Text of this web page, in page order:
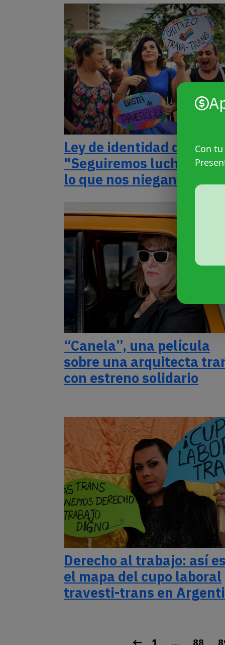
Con
Ley de identidad de
"Seguiremos luchando
lo que nos niegan"
“Canela”, una película
sobre una arquitecta
con estreno solidario
Derecho al trabajo: así
el mapa del cupo laboral
travesti-trans en